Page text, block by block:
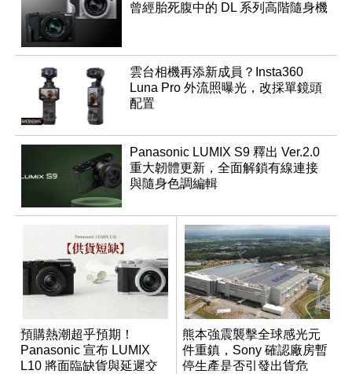
曾經胎死腹中的 DL 系列高階隨身機
雲台相機再添新成員？Insta360
Luna Pro 外流照曝光，改採單鏡頭
配置
Panasonic LUMIX S9 釋出 Ver.2.0
重大韌體更新，全面解鎖有線連接
與隨身色調編輯
預購熱潮超乎預期！
Panasonic 宣布 LUMIX
L10 將面臨缺貨與延遲交
熊本強震襲擊全球感光元
件重鎮，Sony 確認廠房暫
停生產是否引發出貨危